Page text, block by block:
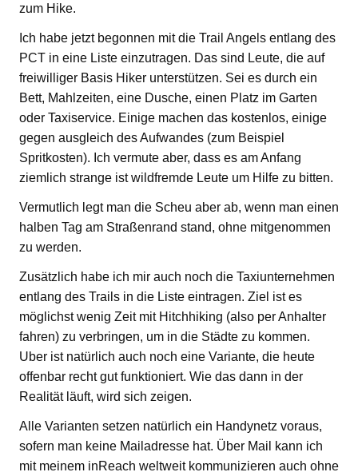
zum Hike.
Ich habe jetzt begonnen mit die Trail Angels entlang des
PCT in eine Liste einzutragen. Das sind Leute, die auf
freiwilliger Basis Hiker unterstützen. Sei es durch ein
Bett, Mahlzeiten, eine Dusche, einen Platz im Garten
oder Taxiservice. Einige machen das kostenlos, einige
gegen ausgleich des Aufwandes (zum Beispiel
Spritkosten). Ich vermute aber, dass es am Anfang
ziemlich strange ist wildfremde Leute um Hilfe zu bitten.
Vermutlich legt man die Scheu aber ab, wenn man einen
halben Tag am Straßenrand stand, ohne mitgenommen
zu werden.
Zusätzlich habe ich mir auch noch die Taxiunternehmen
entlang des Trails in die Liste eintragen. Ziel ist es
möglichst wenig Zeit mit Hitchhiking (also per Anhalter
fahren) zu verbringen, um in die Städte zu kommen.
Uber ist natürlich auch noch eine Variante, die heute
offenbar recht gut funktioniert. Wie das dann in der
Realität läuft, wird sich zeigen.
Alle Varianten setzen natürlich ein Handynetz voraus,
sofern man keine Mailadresse hat. Über Mail kann ich
mit meinem inReach weltweit kommunizieren auch ohne